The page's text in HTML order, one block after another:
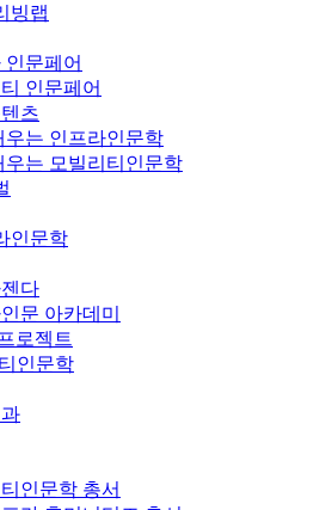
빙랩
인문페어
인문페어
츠
우는 인프라인문학
우는 모빌리티인문학
인문학
다
문 아카데미
로젝트
인문학
인문학 총서